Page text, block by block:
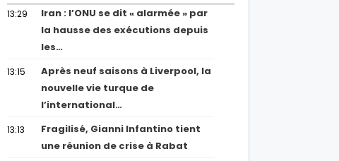
13:29
Iran : l’ONU se dit « alarmée » par
la hausse des exécutions depuis
les…
13:15
Après neuf saisons à Liverpool, la
nouvelle vie turque de
l’international…
13:13
Fragilisé, Gianni Infantino tient
une réunion de crise à Rabat